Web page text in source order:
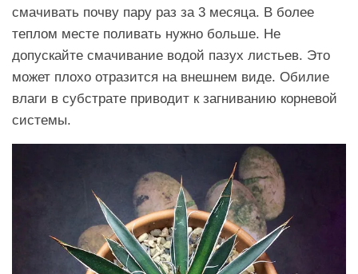
смачивать почву пару раз за 3 месяца. В более
теплом месте поливать нужно больше. Не
допускайте смачивание водой пазух листьев. Это
может плохо отразится на внешнем виде. Обилие
влаги в субстрате приводит к загниванию корневой
системы.